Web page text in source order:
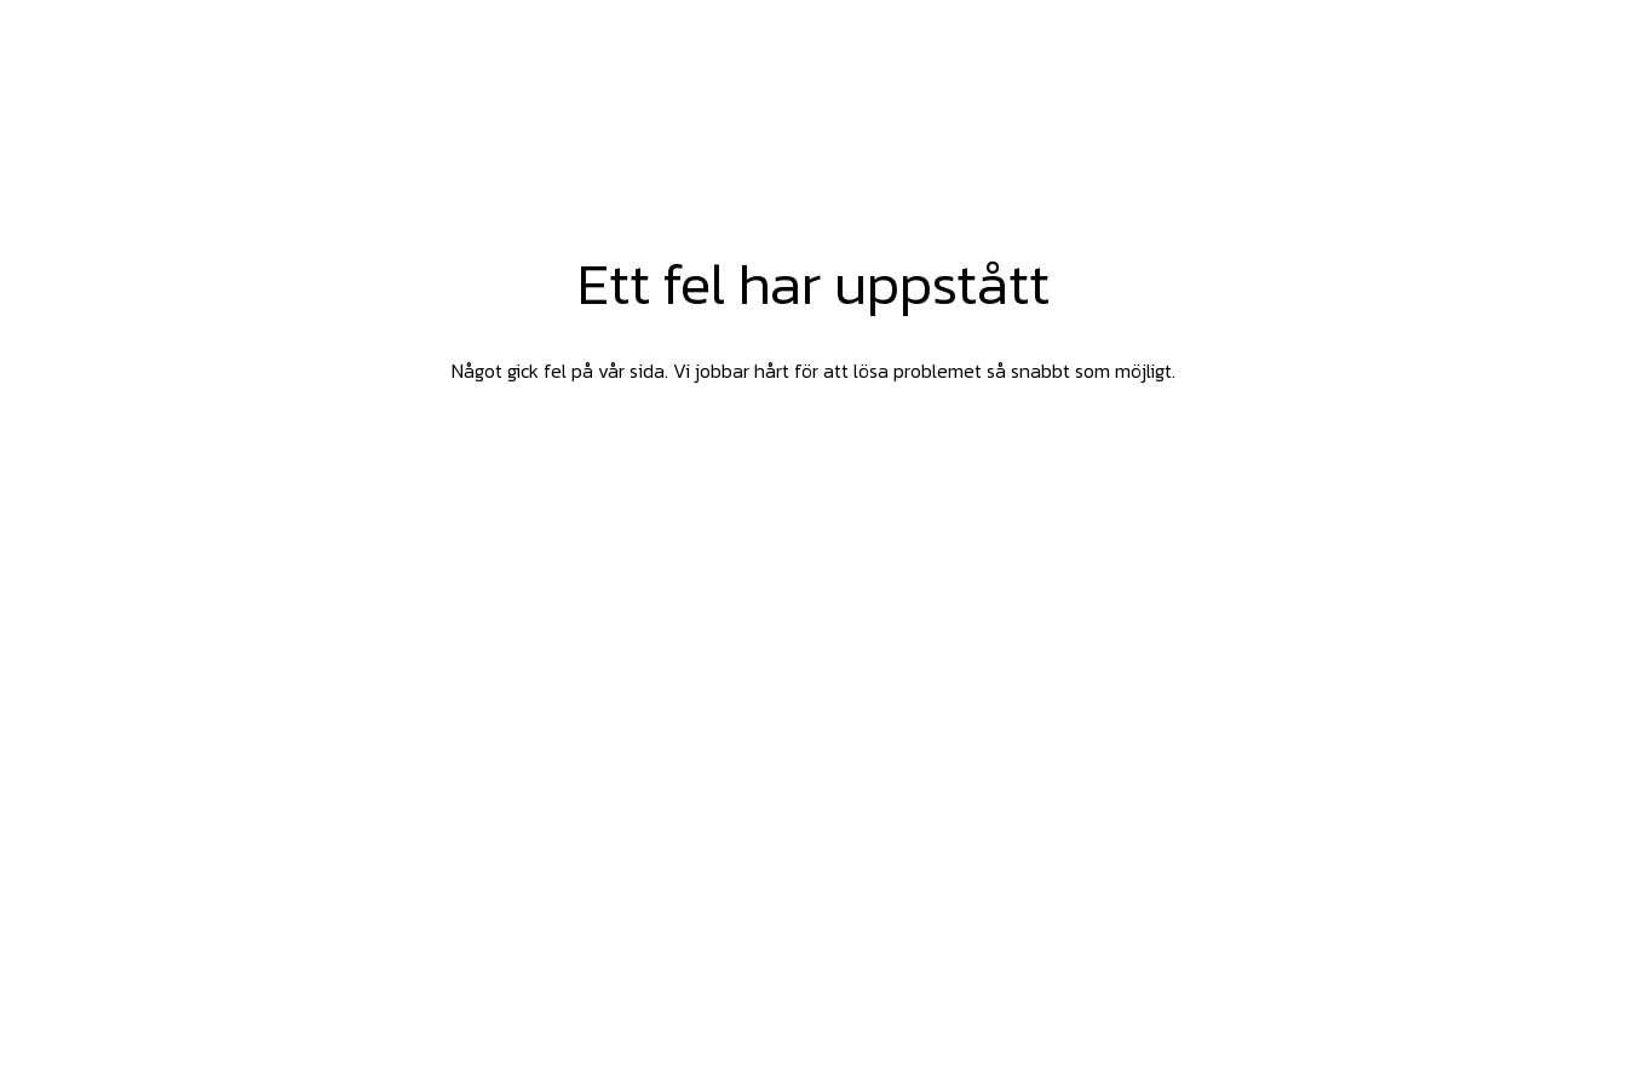
Ett fel har uppstått
Något gick fel på vår sida. Vi jobbar hårt för att lösa problemet så snabbt som möjligt.